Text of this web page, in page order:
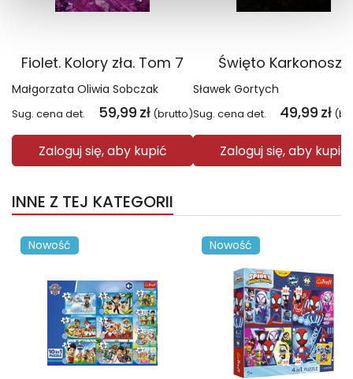
Fiolet. Kolory zła. Tom 7
Małgorzata Oliwia Sobczak
Sug. cena det. 59,99 zł (brutto)
Zaloguj się, aby kupić
Święto Karkonoszy
Sławek Gortych
Sug. cena det. 49,99 zł
Zaloguj się, aby kupić
INNE Z TEJ KATEGORII
Nowość Nowość